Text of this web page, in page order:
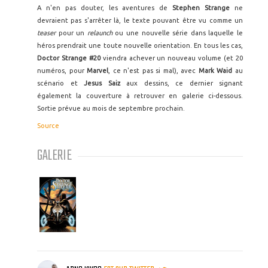
A n'en pas douter, les aventures de Stephen Strangene
devraient pas s'arrêter là, le texte pouvant être vu comme un
teaserpour un relaunchou une nouvelle série dans laquelle le
héros prendrait une toute nouvelle orientation. En tous les cas,
Doctor Strange #20 viendra achever un nouveau volume (et 20
numéros, pourMarvel , ce n'est pas si mal), avec Mark Waid au
scénario et Jesus Saizaux dessins, ce dernier signant
également la couverture à retrouver en galerie ci-dessous.
Sortie prévue au mois de septembre prochain.
Source
GALERIE